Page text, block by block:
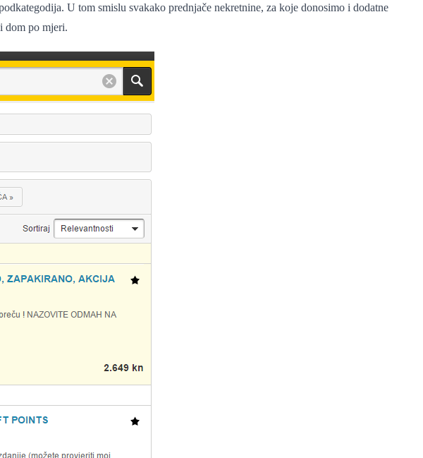
U tom smislu svakako prednjače nekretnine, za koje donosimo i dodatne
dom po mjeri.